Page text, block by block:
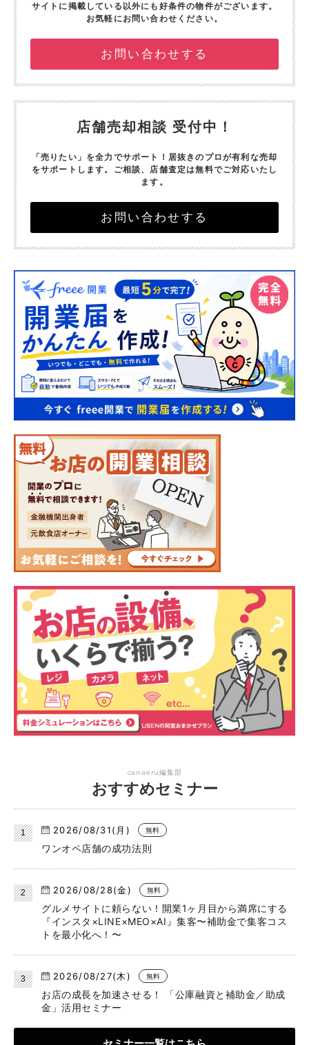
サイトに掲載している以外にも好条件の物件がございます。
お気軽にお問い合わせください。
お問い合わせする
店舗売却相談 受付中！
「売りたい」を全力でサポート！ 居抜きのプロが有利な売却
をサポートします。 ご相談、店舗査定は無料でご対応いたし
ます。
お問い合わせする
canaeru編集部
おすすめセミナー
2026/08/31(月) 無料
ワンオペ店舗の成功法則
2026/08/28(金) 無料
グルメサイトに頼らない！開業1ヶ月目から満席にする
『インスタ×LINE×MEO×AI』集客〜補助金で集客コス
トを最小化へ！〜
2026/08/27(木) 無料
お店の成長を加速させる！ 「公庫融資と補助金／助成
金」活用セミナー